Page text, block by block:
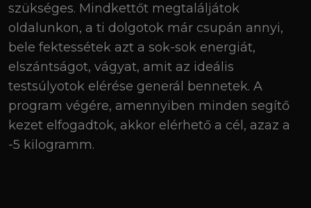
szükséges. Mindkettőt megtaláljátok
oldalunkon, a ti dolgotok már csupán annyi,
bele fektessétek azt a sok-sok energiát,
elszántságot, vágyat, amit az ideális
testsúlyotok elérése generál bennetek. A
program végére, amennyiben minden segítő
kezet elfogadtok, akkor elérhető a cél, azaz a
-5 kilogramm.